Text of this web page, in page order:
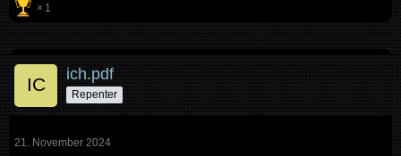
1
ich.pdf
Repenter
21. November 2024